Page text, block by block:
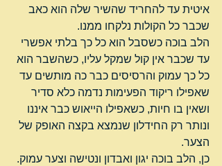
איטית עד להחריד שהשיר שלה הוא כאב
שכבר כל הקולות נלקחו ממנו.
הלב בוכה כשסבל הוא כל כך בלתי אפשרי
עד שכבר אין קול שמקל עליו, כשהשבר הוא
כל כך עמוק והרסיסים כבר כה מותשים עד
שאפילו ריקוד הפעימות נדמה כלא סדיר
ושאין בו חיות, כשאפילו הייאוש כבר איננו
ונותר רק החידלון שנמצא בקצה האופק של
הצער.
כן, הלב בוכה יגון ואבדון ונטישה וצער עמוק.